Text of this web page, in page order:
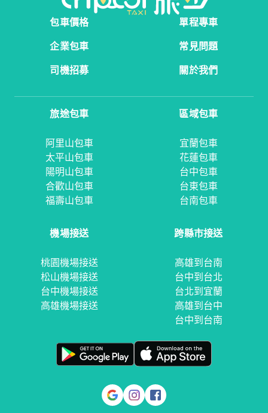
包車價格
單程專車
企業包車
常見問題
司機招募
關於我們
旅途包車
阿里山包車
太平山包車
陽明山包車
合歡山包車
福壽山包車
區域包車
宜蘭包車
花蓮包車
台中包車
台東包車
台南包車
機場接送
桃園機場接送
松山機場接送
台中機場接送
高雄機場接送
跨縣市接送
高雄到台南
台中到台北
台北到宜蘭
高雄到台中
台中到台南